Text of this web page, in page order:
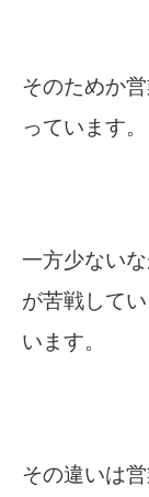
そのためか
っています。
一方少ない
が苦戦して
います。
その違いは